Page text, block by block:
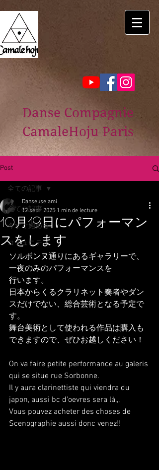
Danse Compagnie
CamaleHoju Paris
Post
全ての記事
今すぐ始める
コミュニティ
全ての記事
10月19日にパフォーマン
スをします
Danseuse ami
12 sept. 2025 1 min de lecture
ソルボンヌ通りにあるギャラリーで、
一夜のみのパフォーマンスを
行います。
日本からくるクラリネット奏者やダン
スだけでない、総合芸術となる予定で
す。
舞台美術として使われる作品は購入も
できますので、ぜひお越しください！
On va faire petite performance au galeris
qui se situe rue Sorbonne.
Il y aura clarinettiste qui viendra du
japon, aussi bc d'oevres sera là,,,
Vous pouvez acheter des choses de
Scenographie aussi donc venez!!